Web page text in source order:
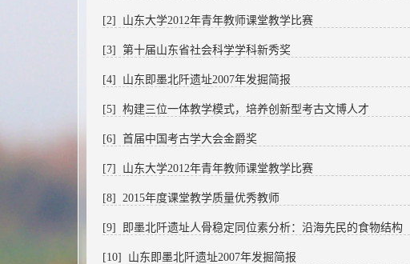
[2] 山东大学2012年青年教师课堂教学比赛
[3] 第十届山东省社会科学学科新秀奖
[4] 山东即墨北阡遗址2007年发掘简报
[5] 构建三位一体教学模式，培养创新型考古文博人才
[6] 首届中国考古学大会金爵奖
[7] 山东大学2012年青年教师课堂教学比赛
[8] 2015年度课堂教学质量优秀教师
[9] 即墨北阡遗址人骨稳定同位素分析：沿海先民的食物结构
[10] 山东即墨北阡遗址2007年发掘简报